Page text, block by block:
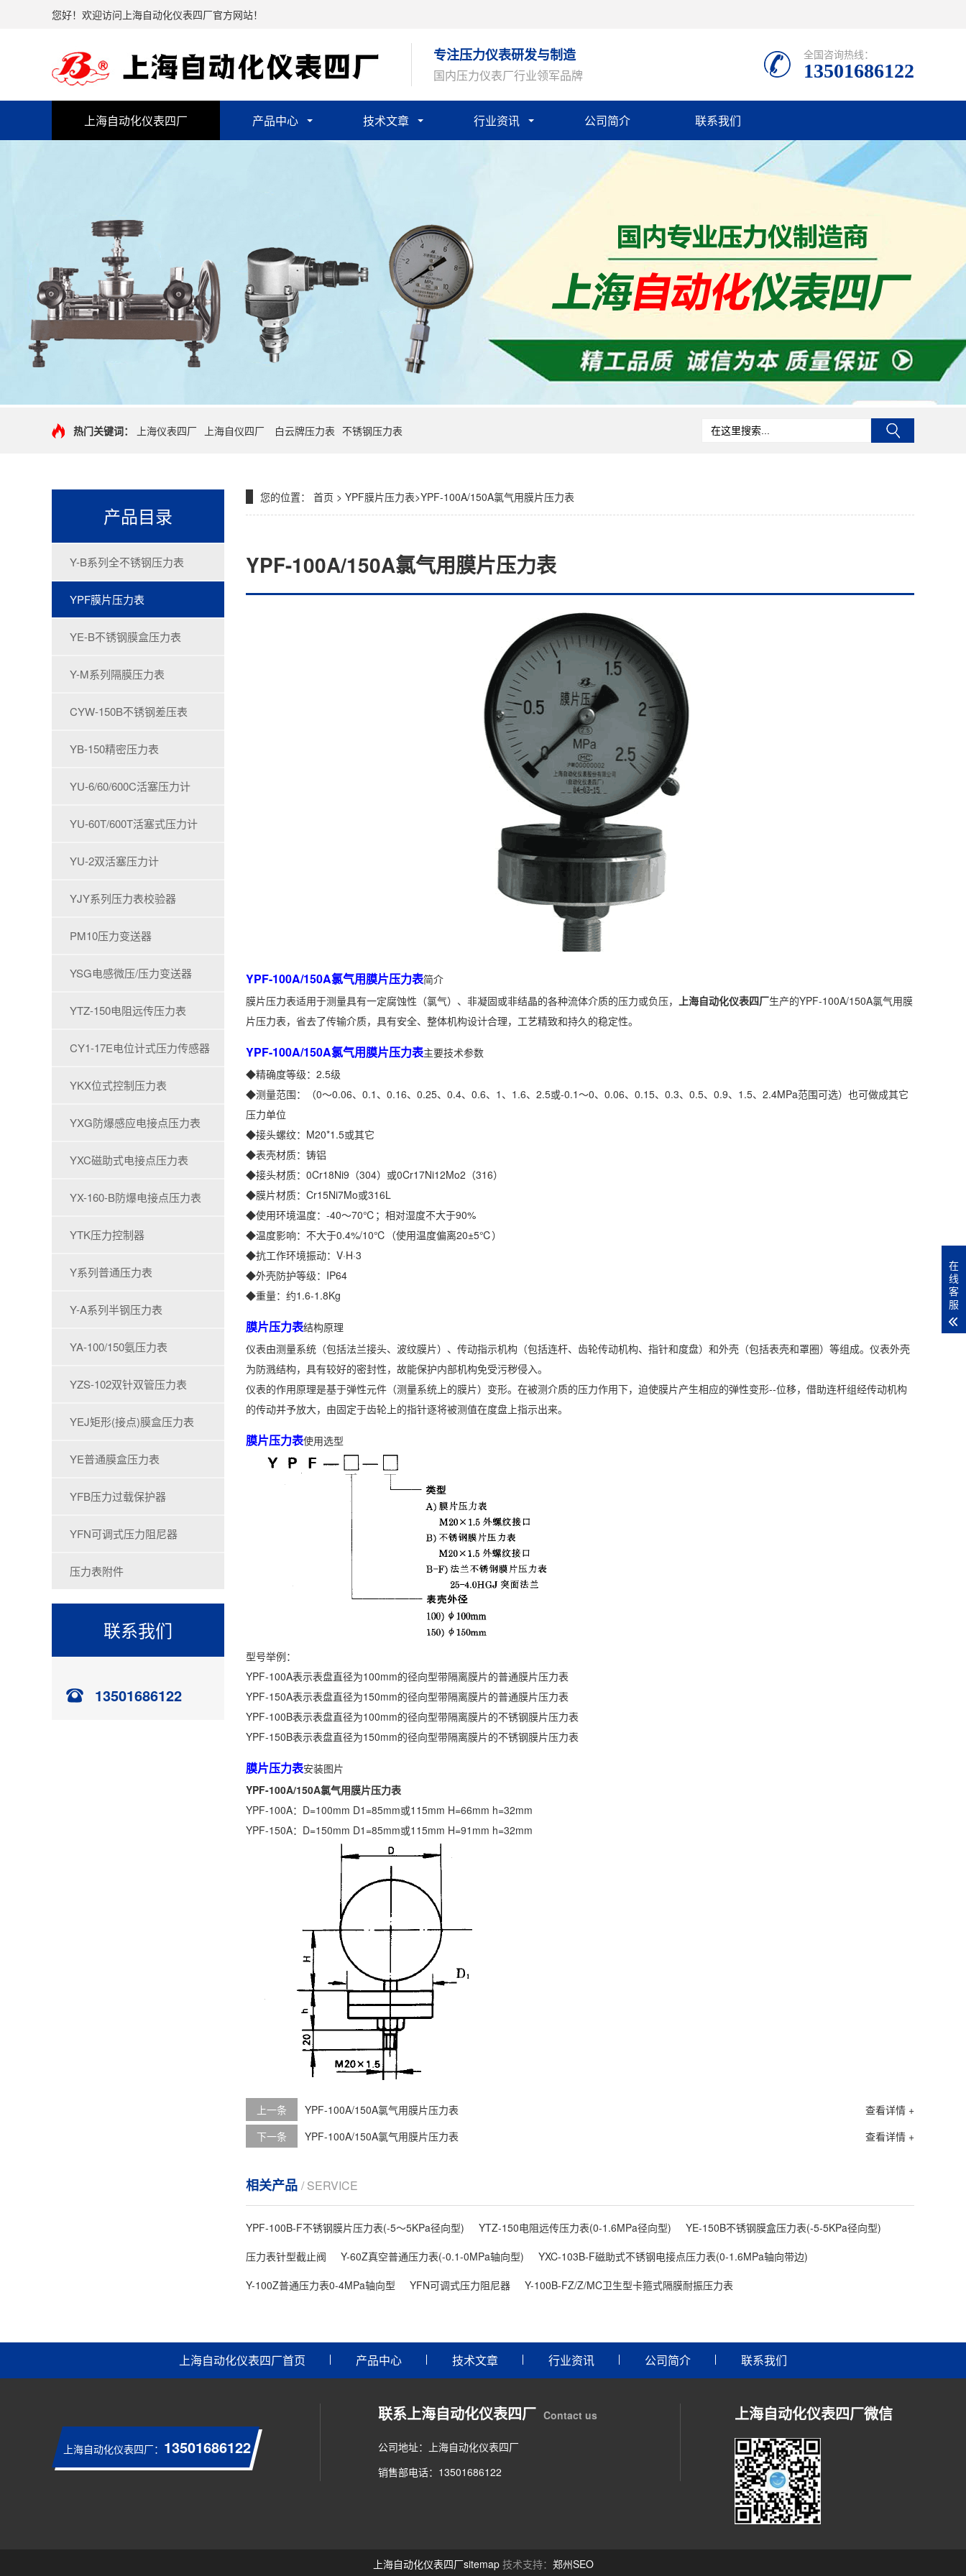
您好！欢迎访问上海自动化仪表四厂官方网站！
专注压力仪表研发与制造
国内压力仪表厂行业领军品牌
全国咨询热线：
13501686122
上海自动化仪表四厂 产品中心 技术文章 行业资讯 公司简介 联系我们
热门关键词： 上海仪表四厂 上海自仪四厂 白云牌压力表 不锈钢压力表
产品目录
Y-B系列全不锈钢压力表
YPF膜片压力表
YE-B不锈钢膜盒压力表
Y-M系列隔膜压力表
CYW-150B不锈钢差压表
YB-150精密压力表
YU-6/60/600C活塞压力计
YU-60T/600T活塞式压力计
YU-2双活塞压力计
YJY系列压力表校验器
PM10压力变送器
YSG电感微压/压力变送器
YTZ-150电阻远传压力表
CY1-17E电位计式压力传感器
YKX位式控制压力表
YXG防爆感应电接点压力表
YXC磁助式电接点压力表
YX-160-B防爆电接点压力表
YTK压力控制器
Y系列普通压力表
Y-A系列半钢压力表
YA-100/150氨压力表
YZS-102双针双管压力表
YEJ矩形(接点)膜盒压力表
YE普通膜盒压力表
YFB压力过载保护器
YFN可调式压力阻尼器
压力表附件
联系我们
13501686122
您的位置： 首页 > YPF膜片压力表>YPF-100A/150A氯气用膜片压力表
YPF-100A/150A氯气用膜片压力表
YPF-100A/150A氯气用膜片压力表简介
膜片压力表适用于测量具有一定腐蚀性（氯气）、非凝固或非结晶的各种流体介质的压力或负压，
上海自动化仪表四厂生产的YPF-100A/150A氯气用膜
片压力表，省去了传输介质，具有安全、整体机构设计合理，工艺精致和持久的稳定性。
YPF-100A/150A氯气用膜片压力表主要技术参数
◆精确度等级：2.5级
◆测量范围：（0～0.06、0.1、0.16、0.25、0.4、0.6、1、1.6、2.5或-0.1～0、0.06、0.15、0.3、0.5、0.9、1.5、2.4MPa范围可选）也可做成其它
压力单位
◆接头螺纹：M20*1.5或其它
◆表壳材质：铸铝
◆接头材质：0Cr18Ni9（304）或0Cr17Ni12Mo2（316）
◆膜片材质：Cr15Ni7Mo或316L
◆使用环境温度：-40～70℃；相对湿度不大于90%
◆温度影响：不大于0.4%/10℃（使用温度偏离20±5℃）
◆抗工作环境振动：V·H·3
◆外壳防护等级：IP64
◆重量：约1.6-1.8Kg
膜片压力表结构原理
仪表由测量系统（包括法兰接头、波纹膜片）、传动指示机构（包括连杆、齿轮传动机构、指针和度盘）和外壳（包括表壳和罩圈）等组成。仪表外壳
为防溅结构，具有较好的密封性，故能保护内部机构免受污秽侵入。
仪表的作用原理是基于弹性元件（测量系统上的膜片）变形。在被测介质的压力作用下，迫使膜片产生相应的弹性变形--位移，借助连杆组经传动机构
的传动并予放大，由固定于齿轮上的指针逐将被测值在度盘上指示出来。
膜片压力表使用选型
型号举例：
YPF-100A表示表盘直径为100mm的径向型带隔离膜片的普通膜片压力表
YPF-150A表示表盘直径为150mm的径向型带隔离膜片的普通膜片压力表
YPF-100B表示表盘直径为100mm的径向型带隔离膜片的不锈钢膜片压力表
YPF-150B表示表盘直径为150mm的径向型带隔离膜片的不锈钢膜片压力表
膜片压力表安装图片
YPF-100A/150A氯气用膜片压力表
YPF-100A：D=100mm D1=85mm或115mm H=66mm h=32mm
YPF-150A：D=150mm D1=85mm或115mm H=91mm h=32mm
上一条 查看详情 +
YPF-100A/150A氯气用膜片压力表
下一条
查看详情 +
YPF-100A/150A氯气用膜片压力表
相关产品 / SERVICE
YPF-100B-F不锈钢膜片压力表(-5～5KPa径向型) YTZ-150电阻远传压力表(0-1.6MPa径向型)
YE-150B不锈钢膜盒压力表(-5-5KPa径向型)
压力表针型截止阀
Y-60Z真空普通压力表(-0.1-0MPa轴向型)
YXC-103B-F磁助式不锈钢电接点压力表(0-1.6MPa轴向带边)
Y-100Z普通压力表0-4MPa轴向型
YFN可调式压力阻尼器 Y-100B-FZ/Z/MC卫生型卡箍式隔膜耐振压力表
上海自动化仪表四厂首页 产品中心 技术文章 行业资讯 公司简介 联系我们
上海自动化仪表四厂： 13501686122
联系上海自动化仪表四厂 Contact us
公司地址：上海自动化仪表四厂
销售部电话：13501686122
上海自动化仪表四厂微信
上海自动化仪表四厂sitemap技术支持： 郑州SEO
在
线
客
服